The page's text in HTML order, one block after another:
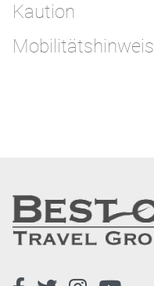
Kaution
Mobilitätshinweis